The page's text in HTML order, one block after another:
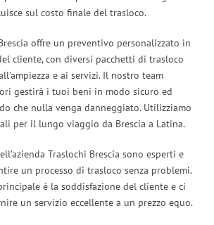
sul costo finale del trasloco.
offre un preventivo personalizzato in
cliente, con diversi pacchetti di trasloco
e ai servizi. Il nostro team
gestirà i tuoi beni in modo sicuro ed
che nulla venga danneggiato. Utilizziamo
per il lungo viaggio da Brescia a Latina.
Traslochi Brescia sono esperti e
un processo di trasloco senza problemi.
è la soddisfazione del cliente e ci
un servizio eccellente a un prezzo equo.